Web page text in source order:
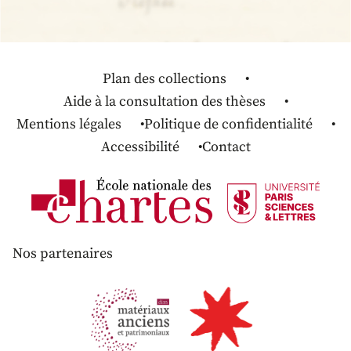
Plan des collections
Aide à la consultation des thèses
Mentions légales
Politique de confidentialité
Accessibilité
Contact
Nos partenaires